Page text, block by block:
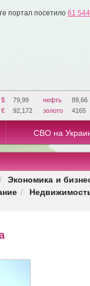
портал посетило 61 544
$ 79,99 нефть
89,66
€
92,172 золото 4165
СВО на
/ Экономика и
/